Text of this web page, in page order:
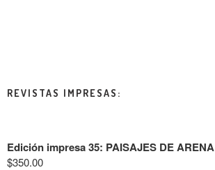
REVISTAS IMPRESAS:
Edición impresa 35: PAISAJES DE ARENA
$350.00